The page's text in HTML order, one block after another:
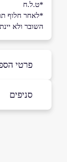
*ט.ל.ח
*לאחר חלוף
השובר ולא
פרטי
סניפים